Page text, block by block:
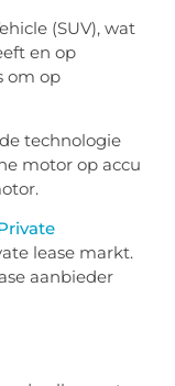
(SUV), wat
en op
om op
technologie
motor op accu
lease markt.
aanbieder